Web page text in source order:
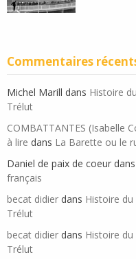
Commentaires
Michel Marill dans Histoire
Trélut
COMBATTANTES (Isabelle
à lire dans La Barette ou le
Daniel de paix de coeur dans
français
becat didier dans Histoire du
Trélut
becat didier dans Histoire du
Trélut